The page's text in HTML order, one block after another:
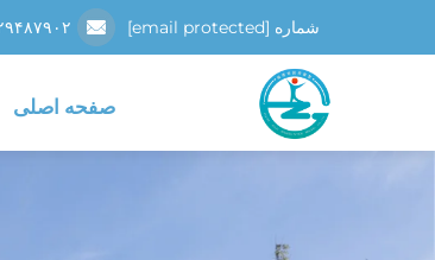
شماره D-U-N-S® ۵۲۹۴۸۷۹۰۲ [email protected]
صفحه اصلی